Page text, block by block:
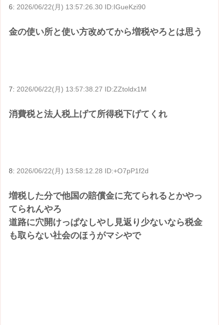
6:2026/06/22(月) 13:57:26.30 ID:IGueKzi90
金の使い所と使い方改めてから増税やろとは思う
7: 2026/06/22(月) 13:57:38.27 ID:ZZtoldx1M
消費税と法人税上げて所得税下げてくれ
8: 2026/06/22(月) 13:58:12.28 ID:+O7pP1f2d
増税した分で他国の賠償金に充てられるとかやっ
てられんやろ
道路に穴開けっぱなしやし見返り少ないなら税金
も取らない社会のほうがマシやで